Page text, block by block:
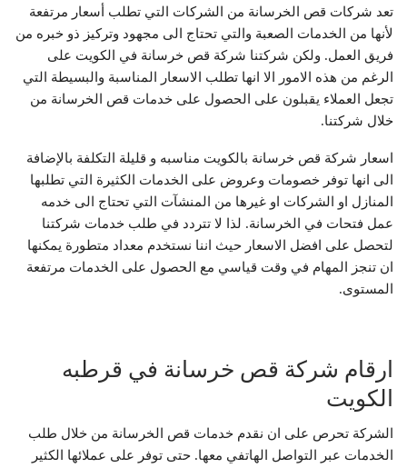
تعد شركات قص الخرسانة من الشركات التي تطلب أسعار مرتفعة
لأنها من الخدمات الصعبة والتي تحتاج الى مجهود وتركيز ذو خبره من
فريق العمل. ولكن شركتنا شركة قص خرسانة في الكويت على
الرغم من هذه الامور الا انها تطلب الاسعار المناسبة والبسيطة التي
تجعل العملاء يقبلون على الحصول على خدمات قص الخرسانة من
خلال شركتنا.
اسعار شركة قص خرسانة بالكويت مناسبه و قليلة التكلفة بالإضافة
الى انها توفر خصومات وعروض على الخدمات الكثيرة التي تطلبها
المنازل او الشركات او غيرها من المنشآت التي تحتاج الى خدمه
عمل فتحات في الخرسانة. لذا لا تتردد في طلب خدمات شركتنا
لتحصل على افضل الاسعار حيث اننا نستخدم معداد متطورة يمكنها
ان تنجز المهام في وقت قياسي مع الحصول على الخدمات مرتفعة
المستوى.
ارقام شركة قص خرسانة في قرطبه
الكويت
الشركة تحرص على ان نقدم خدمات قص الخرسانة من خلال طلب
الخدمات عبر التواصل الهاتفي معها. حتى توفر على عملائها الكثير